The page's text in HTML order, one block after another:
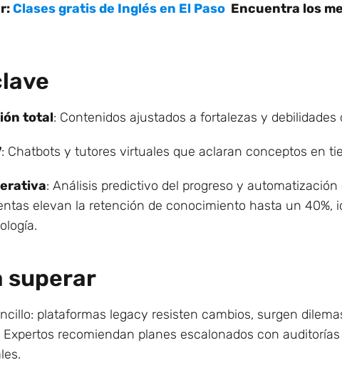
Clases gratis de Inglés en El Paso Encuentra los
total: Contenidos ajustados a fortalezas y debilidades
: Chatbots y tutores virtuales que aclaran conceptos en
: Análisis predictivo del progreso y
elevan la retención de conocimiento hasta un 40%,
superar
plataformas legacy resisten cambios, surgen
Expertos recomiendan planes escalonados con